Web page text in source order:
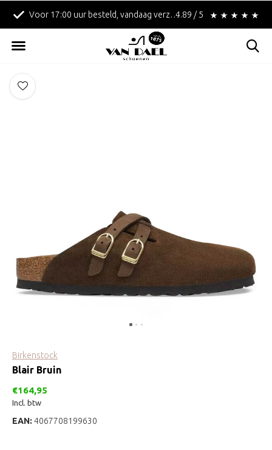
Betaal achteraf met Klarna! Gratis verzending
4.89 / 5
Birkenstock
Blair Bruin
€164,95
Incl. btw
EAN: 4067708199630